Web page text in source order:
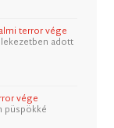
terror vége
adott
vége
püspökké